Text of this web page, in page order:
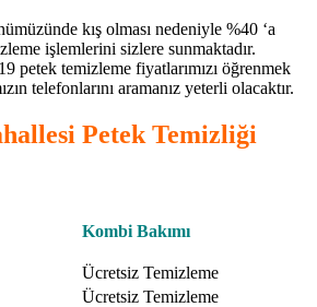
kış olması nedeniyle %40 ‘a
işlemlerini sizlere sunmaktadır.
petek temizleme fiyatlarımızı öğrenmek
telefonlarını aramanız yeterli olacaktır.
Petek Temizliği
Kombi Bakımı
Ücretsiz Temizleme
Ücretsiz Temizleme